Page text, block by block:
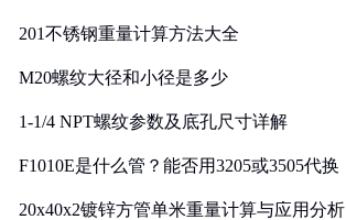
201不锈钢重量计算方法大全
M20螺纹大径和小径是多少
1-1/4 NPT螺纹参数及底孔尺寸详解
F1010E是什么管？能否用3205或3505代换
20x40x2镀锌方管单米重量计算与应用分析